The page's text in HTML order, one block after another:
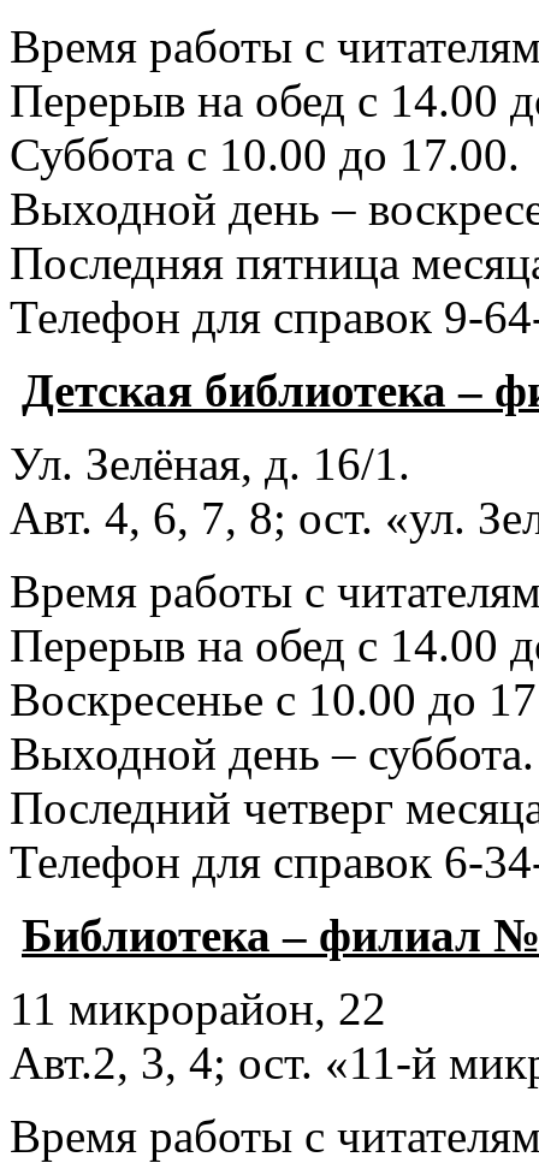
Время работы с
Перерыв на обед с 14.00
Суббота с 10.00 до 17.00.
Выходной день –
Последняя пятница
Телефон для справок 9-
Детская библиотека –
Ул. Зелёная, д. 16/1.
Авт. 4, 6, 7, 8; ост. «ул.
Время работы с
Перерыв на обед с 14.00
Воскресенье с 10.00 до
Выходной день – суббота.
Последний четверг
Телефон для справок 6-
Библиотека – филиал
11 микрорайон, 22
Авт.2, 3, 4; ост. «11-й
Время работы с